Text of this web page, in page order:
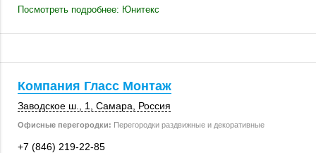
Посмотреть подробнее: Юнитекс
Компания Гласс Монтаж
Заводское ш., 1 Самара Россия
Офисные перегородки: Перегородки раздвижные и декоративные
+7 (846) 219-22-85